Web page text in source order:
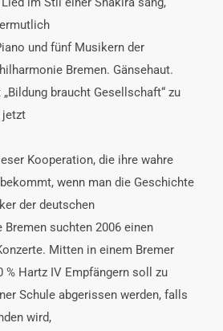
und fünf Musikern der
Bremen. Gänsehaut.
braucht Gesellschaft“ zu
jetzt
Kooperation, die ihre wahre
wenn man die Geschichte
der deutschen
suchten 2006 einen
Mitten in einem Bremer
Hartz IV Empfängern soll zu
Schule abgerissen werden, falls
wird,